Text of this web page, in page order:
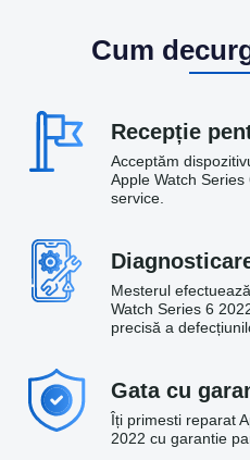
Cum
Recepție
Acceptăm
Apple Watch
service.
Mesterul
Watch Series 6
precisă a
Gata cu
Îți primesti reparat
2022 cu garantie